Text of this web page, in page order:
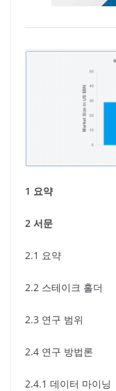
1 요약
2 서문
2.1 요약
2.2 스테이크 홀더
2.3 연구 범위
2.4 연구 방법론
2.4.1 데이터 마이닝